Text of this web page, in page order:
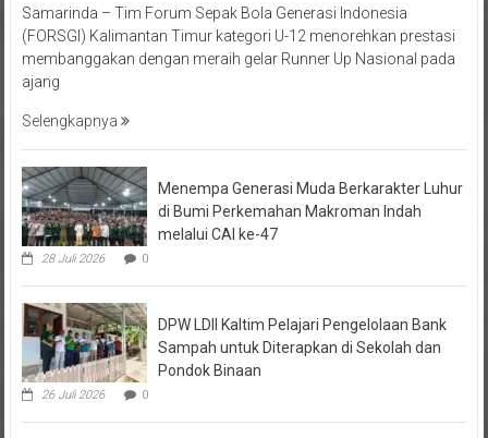
(FORSGI) Kalimantan Timur kategori U-12 menorehkan prestasi
membanggakan dengan meraih gelar Runner Up Nasional pada
ajang
di Bumi Perkemahan Makroman Indah
melalui CAI ke-47
28 Juli 2026 0
Sampah untuk Diterapkan di Sekolah dan
Pondok Binaan
26 Juli 2026 0